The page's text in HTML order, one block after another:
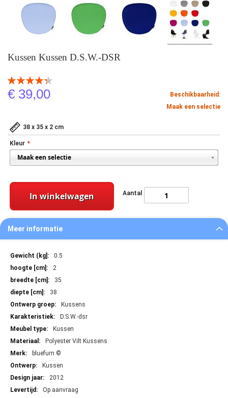
Kussen Kussen D.S.W.-DSR
Beoordeling:
87
% of 100
€ 39,00
Beschikbaarheid:
Maak een selectie
38 x 35 x 2 cm
Kleur
Aantal
In winkelwagen
Meer informatie
Meer
informatie
0.5
2
35
38
Kussens
D.S.W.-dsr
Kussen
Polyester Vilt Kussens
bluefurn ©
Kussen
2012
Op aanvraag